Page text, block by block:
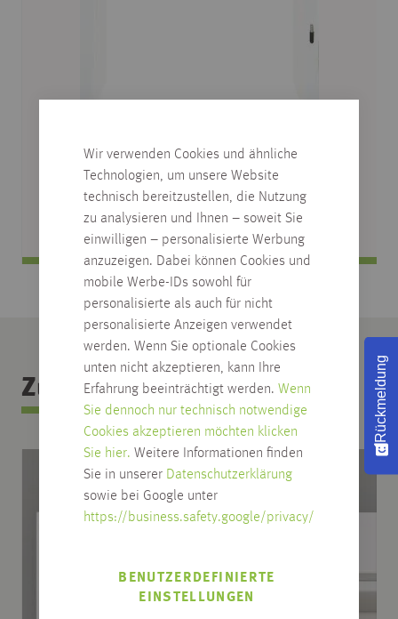
Wir verwenden Cookies und ähnliche
Technologien, um unsere Website
technisch bereitzustellen, die Nutzung
zu analysieren und Ihnen – soweit Sie
einwilligen – personalisierte Werbung
anzuzeigen. Dabei können Cookies und
mobile Werbe-IDs sowohl für
personalisierte als auch für nicht
personalisierte Anzeigen verwendet
werden. Wenn Sie optionale Cookies
unten nicht akzeptieren, kann Ihre
Erfahrung beeinträchtigt werden. Wenn
Sie dennoch nur technisch notwendige
Cookies akzeptieren möchten klicken
Sie hier. Weitere Informationen finden
Sie in unserer Datenschutzerklärung
sowie bei Google unter
https://business.safety.google/privacy/
BENUTZERDEFINIERTE
EINSTELLUNGEN
AL 9016, RUNDKANTE KR
verschiedene Abmessungen
Zubehör Kategorie Rückmeldung